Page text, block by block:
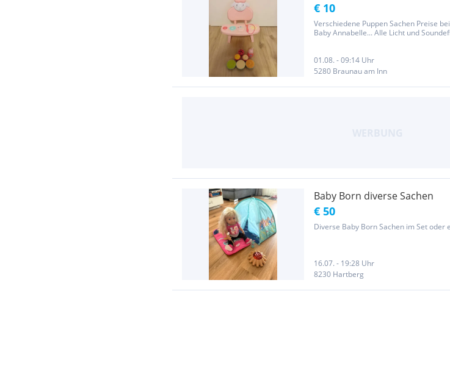
€ 10
Verschiedene Puppen Sachen Preise
Baby Annabelle... Alle Licht und
01.08. - 09:14 Uhr
5280 Braunau am Inn
Baby Born diverse Sachen
€ 50
Diverse Baby Born Sachen im Set oder
16.07. - 19:28 Uhr
8230 Hartberg